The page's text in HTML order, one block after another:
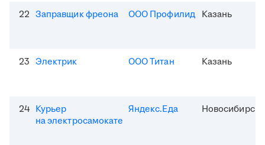
22 Заправщик фреона ООО Профилид Казань
23 Электрик ООО Титан Казань
24 Курьер
на электросамокате
Яндекс.Еда Новосибирск